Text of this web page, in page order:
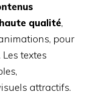
qualité,
pour
textes
attractifs.